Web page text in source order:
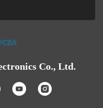
Co., Ltd.